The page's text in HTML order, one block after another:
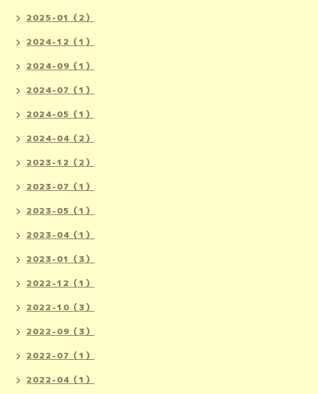
2025-01（2）
2024-12（1）
2024-09（1）
2024-07（1）
2024-05（1）
2024-04（2）
2023-12（2）
2023-07（1）
2023-05（1）
2023-04（1）
2023-01（3）
2022-12（1）
2022-10（3）
2022-09（3）
2022-07（1）
2022-04（1）